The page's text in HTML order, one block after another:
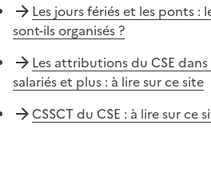
Les jours fériés et les ponts :
sont-ils organisés ?
Les attributions du CSE
salariés et plus : à lire sur ce site
CSSCT du CSE : à lire sur ce